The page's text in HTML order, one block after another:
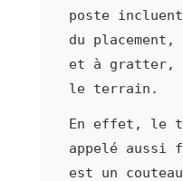
poste
du
et à gratter,
le terrain.
En effet, le
appelé aussi
est un